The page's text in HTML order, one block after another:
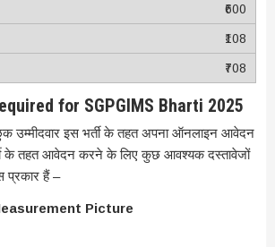
₹600
₹108
₹708
for SGPGIMS Bharti 2025
उम्मीदवार इस भर्ती के तहत अपना ऑनलाइन आवेदन
के तहत आवेदन करने के लिए कुछ आवश्यक दस्तावेजों
प्रकार हैं –
Picture